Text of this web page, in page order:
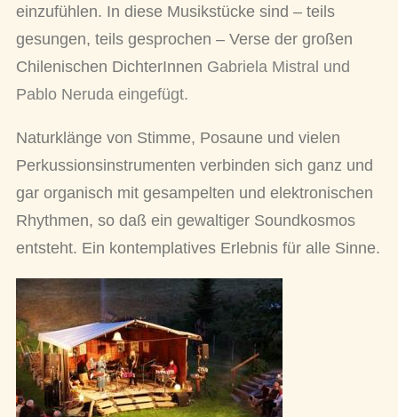
einzufühlen. In diese Musikstücke sind – teils
gesungen, teils gesprochen – Verse der großen
Chilenischen DichterInnen Gabriela Mistral und
Pablo Neruda eingefügt.
Naturklänge von Stimme, Posaune und vielen
Perkussionsinstrumenten verbinden sich ganz und
gar organisch mit gesampelten und elektronischen
Rhythmen, so daß ein gewaltiger Soundkosmos
entsteht. Ein kontemplatives Erlebnis für alle Sinne.